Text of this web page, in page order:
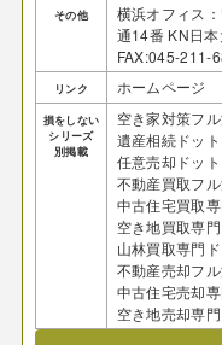
その他
横浜オフィス
通14番 KN日
FAX:045-211-
リンク ホームページ
損をしない
シリーズ
別掲載
空き家対策フ
遺産相続ドッ
任意売却ドッ
不動産買取フ
中古住宅買取
空き地買取専
山林買取専門
不動産売却フ
中古住宅売却
空き地売却専